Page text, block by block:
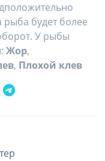
рыба будет более
У рыбы
Жор,
, Плохой клев